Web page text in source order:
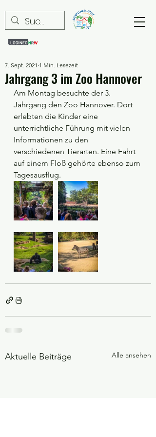
Jahrgang 3 im Zoo Hannover
7. Sept. 2021 1 Min. Lesezeit
Am Montag besuchte der 3.
Jahrgang den Zoo Hannover. Dort
erlebten die Kinder eine
unterrichtliche Führung mit vielen
Informationen zu den
verschiedenen Tierarten. Eine Fahrt
auf einem Floß gehörte ebenso zum
Tagesausflug.
Aktuelle Beiträge Alle ansehen